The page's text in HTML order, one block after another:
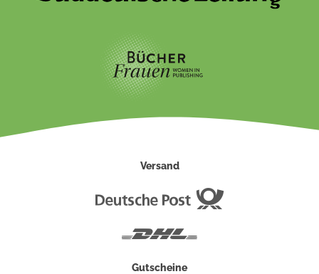
Versand
Gutscheine